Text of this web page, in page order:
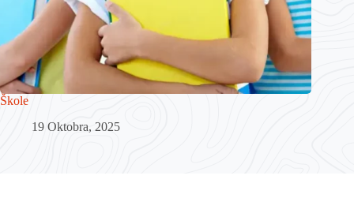
Škole
19 Oktobra, 2025